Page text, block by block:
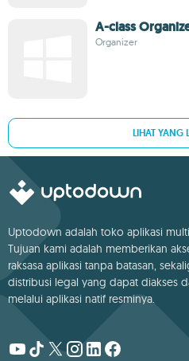
A-class
Organizer
LIHAT YANG
Uptodown adalah toko aplikasi
Tujuan kami adalah memberikan
raksasa aplikasi tanpa batasan,
distribusi legal yang dapat diakses
melalui aplikasi natif resminya.